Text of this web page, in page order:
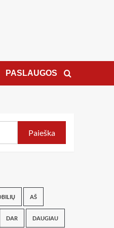
PASLAUGOS
AŠ
DAR DAUGIAU